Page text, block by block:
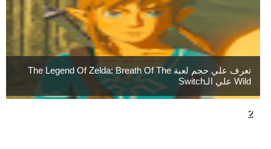
تعرف علي حجم لعبة The Legend Of Zelda: Breath Of The
Wild علي الـSwitch